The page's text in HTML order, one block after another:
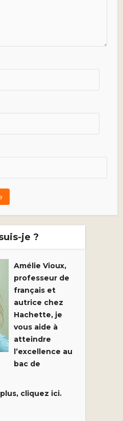
je ?
Amélie Vioux,
professeur de
français et
autrice chez
Hachette, je
vous aide à
atteindre
l’excellence au
bac de
cliquez ici.